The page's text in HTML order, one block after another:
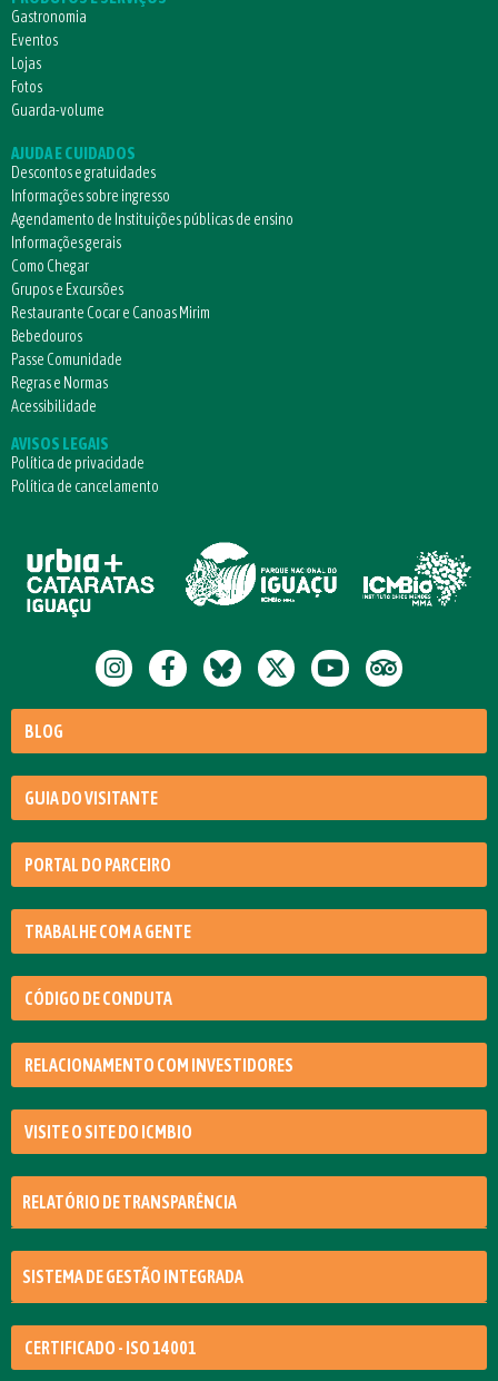
Gastronomia
Eventos
Lojas
Fotos
Guarda-volume
AJUDA E CUIDADOS
Descontos e gratuidades
Informações sobre ingresso
Agendamento de Instituições públicas de ensino
Informações gerais
Como Chegar
Grupos e Excursões
Restaurante Cocar e Canoas Mirim
Bebedouros
Passe Comunidade
Regras e Normas
Acessibilidade
AVISOS LEGAIS
Política de privacidade
Política de cancelamento
BLOG
GUIA DO VISITANTE
PORTAL DO PARCEIRO
TRABALHE COM A GENTE
CÓDIGO DE CONDUTA
RELACIONAMENTO COM INVESTIDORES
VISITE O SITE DO ICMBIO
RELATÓRIO DE TRANSPARÊNCIA
SISTEMA DE GESTÃO INTEGRADA
CERTIFICADO - ISO 14001